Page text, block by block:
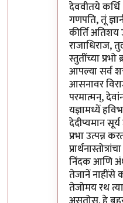
देववीतये
गणपति, तूं
कीर्ति अतिशय
राजाधिराज,
स्तुतींच्या
आपल्या सर्व
आसनावर
परमात्मन्,
यज्ञामध्यें
देदीप्यमान
प्रभा उत्पन्न
निंदक आणि
तेजानें नाहींसे
तेजोमय रथ